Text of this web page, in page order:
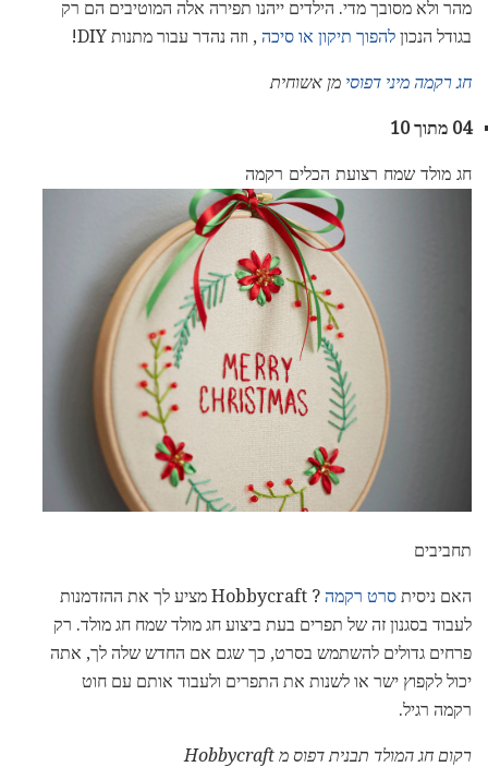
מהר ולא מסובך מדי. הילדים ייהנו תפירה אלה המוטיבים הם רק
בגודל הנכון להפוך תיקון או סיכה , וזה נהדר עבור מתנות DIY!
חג רקמה מיני דפוסי מן אשוחית
04 מתוך 10
חג מולד שמח רצועת הכלים רקמה
תחביבים
האם ניסית סרט רקמה
? Hobbycraft מציע לך את ההזדמנות
לעבוד בסגנון זה של תפרים בעת ביצוע חג מולד שמח חג מולד. רק
פרחים גדולים להשתמש בסרט, כך שגם אם החדש שלה לך, אתה
יכול לקפוץ ישר או לשנות את התפרים ולעבוד אותם עם חוט
רקמה רגיל.
רקום חג המולד תבנית דפוס מ Hobbycraft